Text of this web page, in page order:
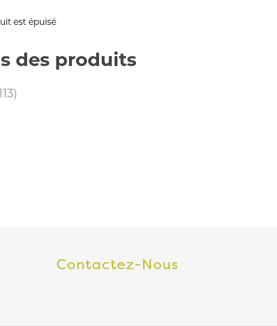
est épuisé
des produits
Contactez-Nous